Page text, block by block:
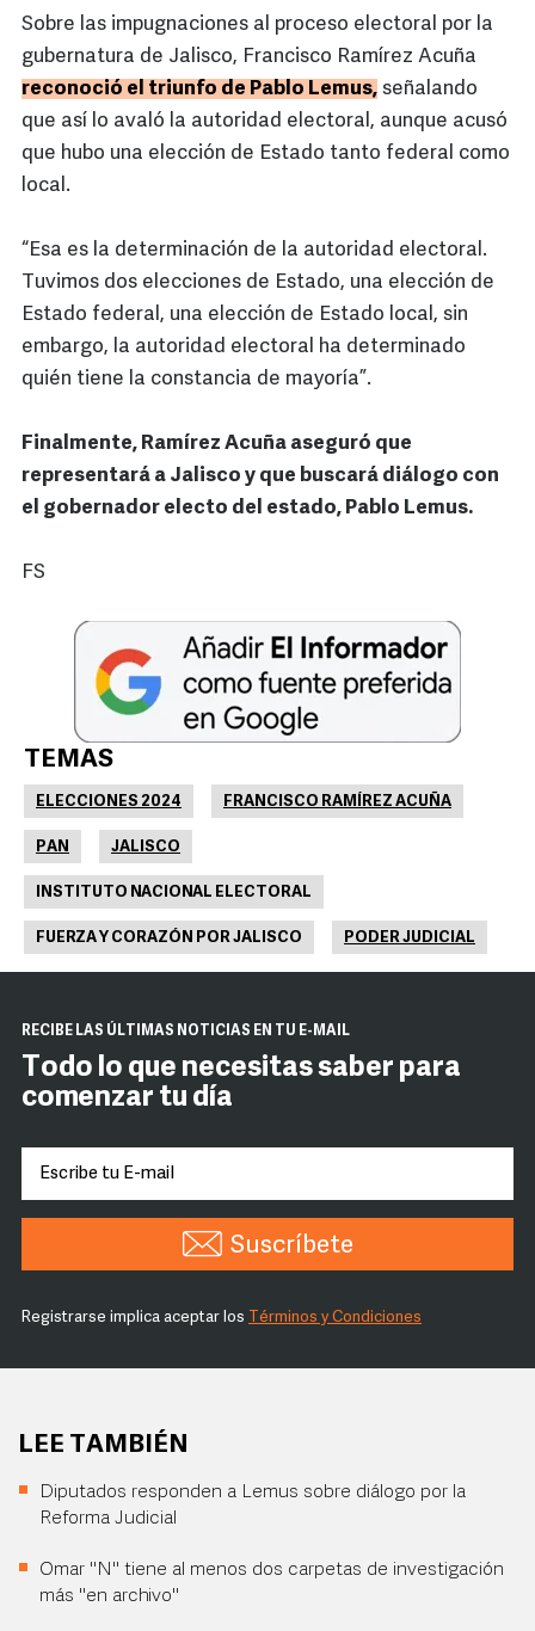
Sobre las impugnaciones al proceso electoral por la
gubernatura de Jalisco, Francisco Ramírez Acuña
reconoció el triunfo de Pablo Lemus, señalando
que así lo avaló la autoridad electoral, aunque acusó
que hubo una elección de Estado tanto federal como
local.
“Esa es la determinación de la autoridad electoral.
Tuvimos dos elecciones de Estado, una elección de
Estado federal, una elección de Estado local, sin
embargo, la autoridad electoral ha determinado
quién tiene la constancia de mayoría”.
Finalmente, Ramírez Acuña aseguró que
representará a Jalisco y que buscará diálogo con
el gobernador electo del estado, Pablo Lemus.
FS
TEMAS
ELECCIONES 2024 FRANCISCO RAMÍREZ ACUÑA
PAN JALISCO
INSTITUTO NACIONAL ELECTORAL
FUERZA Y CORAZÓN POR JALISCO PODER JUDICIAL
RECIBE LAS ÚLTIMAS NOTICIAS EN TU E-MAIL
Todo lo que necesitas saber para
comenzar tu día
Suscríbete
Registrarse implica aceptar los Términos y Condiciones
LEE TAMBIÉN
Diputados responden a Lemus sobre diálogo por la
Reforma Judicial
Omar "N" tiene al menos dos carpetas de investigación
más "en archivo"